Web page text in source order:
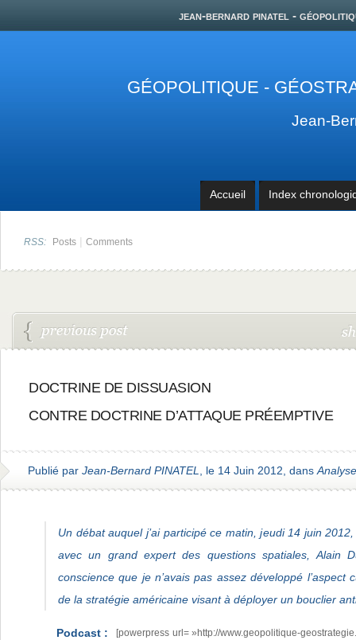
jean-bernard pinatel -
GÉOPOLITIQUE -
Jean-
Accueil Index
RSS: Posts | Comments
DOCTRINE DE DISSUASION
CONTRE DOCTRINE D’ATTAQUE PRÉEMPTIVE
Publié par Jean-Bernard PINATEL , le 14 Juin 2012, dans
Un débat auquel j’ai participé ce matin, jeudi 14 juin
avec un grand expert des questions spatiales, Alain
conscience que je n’avais pas assez développé l’aspect
de la stratégie américaine visant à déployer un bouclier
Podcast :
[powerpress url= »http://www.geopolitique-